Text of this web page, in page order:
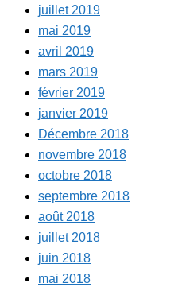
juillet 2019
mai 2019
avril 2019
mars 2019
février 2019
janvier 2019
Décembre 2018
novembre 2018
octobre 2018
septembre 2018
août 2018
juillet 2018
juin 2018
mai 2018